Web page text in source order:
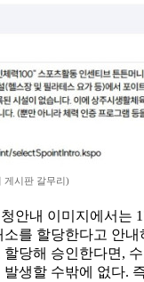
게시판 갈무리)
안내 이미지에서는
를 할당한다고 안내
당해 승인한다면,
생할 수밖에 없다.